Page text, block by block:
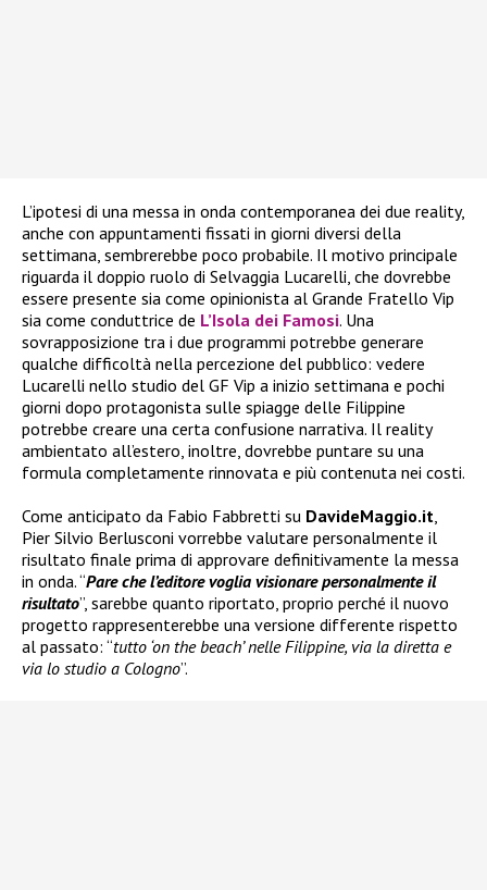
L’ipotesi di una messa in onda contemporanea dei due reality,
anche con appuntamenti fissati in giorni diversi della
settimana, sembrerebbe poco probabile. Il motivo principale
riguarda il doppio ruolo di Selvaggia Lucarelli, che dovrebbe
essere presente sia come opinionista al Grande Fratello Vip
sia come conduttrice de L’Isola dei Famosi. Una
sovrapposizione tra i due programmi potrebbe generare
qualche difficoltà nella percezione del pubblico: vedere
Lucarelli nello studio del GF Vip a inizio settimana e pochi
giorni dopo protagonista sulle spiagge delle Filippine
potrebbe creare una certa confusione narrativa. Il reality
ambientato all’estero, inoltre, dovrebbe puntare su una
formula completamente rinnovata e più contenuta nei costi.
Come anticipato da Fabio Fabbretti su DavideMaggio.it,
Pier Silvio Berlusconi vorrebbe valutare personalmente il
risultato finale prima di approvare definitivamente la messa
in onda. “Pare che l’editore voglia visionare personalmente il
risultato”, sarebbe quanto riportato, proprio perché il nuovo
progetto rappresenterebbe una versione differente rispetto
al passato: “tutto ‘on the beach’ nelle Filippine, via la diretta e
via lo studio a Cologno”.